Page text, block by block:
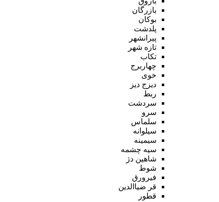
بازرگان
بوکان
پلدشت
پیرانشهر
تازه شهر
تکاب
چهاربرج
خوی
دیزج دیز
ربط
سردشت
سرو
سلماس
سیلوانه
سیمینه
سیه چشمه
شاهین دژ
شوط
فیرورق
قر ضیاالدین
قطور